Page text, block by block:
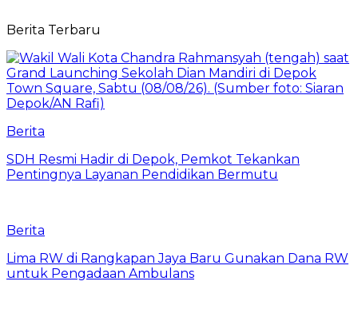
Berita Terbaru
Berita
SDH Resmi Hadir di Depok, Pemkot Tekankan
Pentingnya Layanan Pendidikan Bermutu
Berita
Lima RW di Rangkapan Jaya Baru Gunakan Dana RW
untuk Pengadaan Ambulans